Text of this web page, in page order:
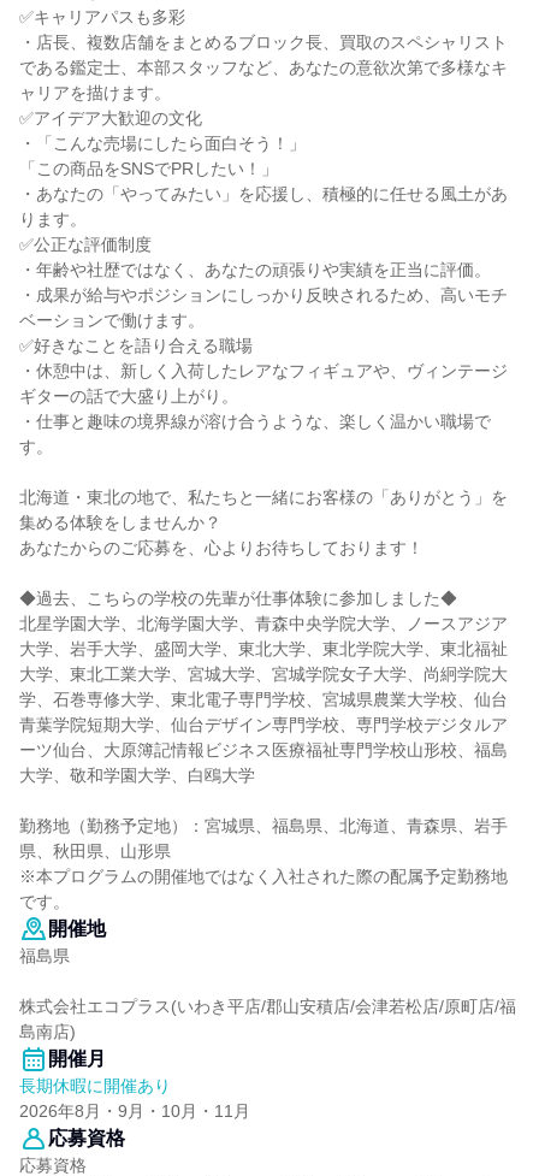
✅キャリアパスも多彩
・店長、複数店舗をまとめるブロック長、買取のスペシャリスト
である鑑定士、本部スタッフなど、あなたの意欲次第で多様なキ
ャリアを描けます。
✅アイデア大歓迎の文化
・「こんな売場にしたら面白そう！」
「この商品をSNSでPRしたい！」
・あなたの「やってみたい」を応援し、積極的に任せる風土があ
ります。
✅公正な評価制度
・年齢や社歴ではなく、あなたの頑張りや実績を正当に評価。
・成果が給与やポジションにしっかり反映されるため、高いモチ
ベーションで働けます。
✅好きなことを語り合える職場
・休憩中は、新しく入荷したレアなフィギュアや、ヴィンテージ
ギターの話で大盛り上がり。
・仕事と趣味の境界線が溶け合うような、楽しく温かい職場で
す。
北海道・東北の地で、私たちと一緒にお客様の「ありがとう」を
集める体験をしませんか？
あなたからのご応募を、心よりお待ちしております！
◆過去、こちらの学校の先輩が仕事体験に参加しました◆
北星学園大学、北海学園大学、青森中央学院大学、ノースアジア
大学、岩手大学、盛岡大学、東北大学、東北学院大学、東北福祉
大学、東北工業大学、宮城大学、宮城学院女子大学、尚絅学院大
学、石巻専修大学、東北電子専門学校、宮城県農業大学校、仙台
青葉学院短期大学、仙台デザイン専門学校、専門学校デジタルア
ーツ仙台、大原簿記情報ビジネス医療福祉専門学校山形校、福島
大学、敬和学園大学、白鴎大学
勤務地（勤務予定地）：宮城県、福島県、北海道、青森県、岩手
県、秋田県、山形県
※本プログラムの開催地ではなく入社された際の配属予定勤務地
です。
開催地
福島県
株式会社エコプラス(いわき平店/郡山安積店/会津若松店/原町店/福
島南店)
開催月
長期休暇に開催あり
2026年8月・9月・10月・11月
応募資格
応募資格